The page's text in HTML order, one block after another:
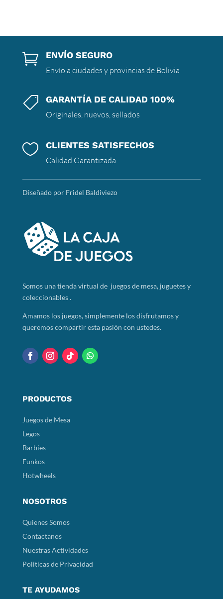
 ENVÍO SEGURO
Envío a ciudades y provincias de Bolivia
 GARANTÍA DE CALIDAD 100%
Originales, nuevos, sellados
 CLIENTES SATISFECHOS
Calidad Garantizada
Diseñado por Fridel Baldiviezo
Somosuna tienda virtual de juegos de mesa, juguetes y
coleccionables .
Amamos los juegos, simplemente los disfrutamos y
queremos compartir esta pasión con ustedes.
PRODUCTOS
Juegos de Mesa
Legos
Barbies
Funkos
Hotwheels
NOSOTROS
Quienes Somos
Contactanos
Nuestras Actividades
Politicas de Privacidad
TE AYUDAMOS